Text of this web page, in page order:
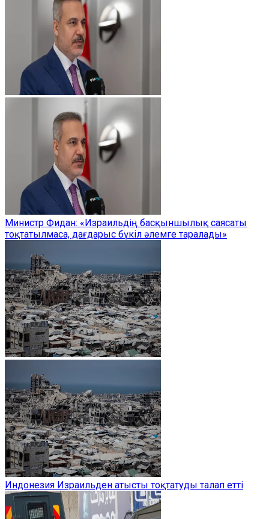
Министр Фидан: «Израильдің басқыншылық саясаты
тоқтатылмаса, дағдарыс бүкіл әлемге таралады»
Индонезия Израильден атысты тоқтатуды талап етті